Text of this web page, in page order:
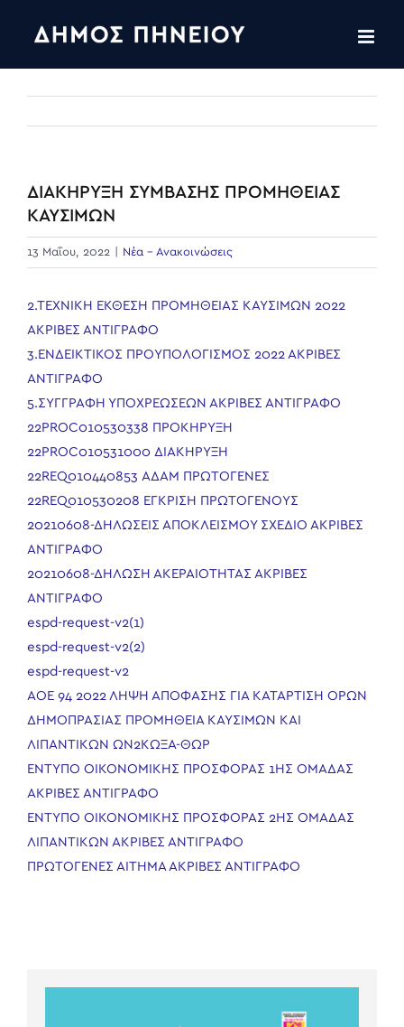
ΔΙΑΚΗΡΥΞΗ ΣΥΜΒΑΣΗΣ ΠΡΟΜΗΘΕΙΑΣ
ΚΑΥΣΙΜΩΝ
13 Μαΐου, 2022 Νέα - Ανακοινώσεις
2.ΤΕΧΝΙΚΗ ΕΚΘΕΣΗ ΠΡΟΜΗΘΕΙΑΣ ΚΑΥΣΙΜΩΝ 2022
ΑΚΡΙΒΕΣ ΑΝΤΙΓΡΑΦΟ
3.ΕΝΔΕΙΚΤΙΚΟΣ ΠΡΟΥΠΟΛΟΓΙΣΜΟΣ 2022 ΑΚΡΙΒΕΣ
ΑΝΤΙΓΡΑΦΟ
5.ΣΥΓΓΡΑΦΗ ΥΠΟΧΡΕΩΣΕΩΝ ΑΚΡΙΒΕΣ ΑΝΤΙΓΡΑΦΟ
22PROC010530338 ΠΡΟΚΗΡΥΞΗ
22PROC010531000 ΔΙΑΚΗΡΥΞΗ
22REQ010440853 ΑΔΑΜ ΠΡΩΤΟΓΕΝΕΣ
22REQ010530208 ΕΓΚΡΙΣΗ ΠΡΩΤΟΓΕΝΟΥΣ
20210608-ΔΗΛΩΣΕΙΣ ΑΠΟΚΛΕΙΣΜΟΥ ΣΧΕΔΙΟ ΑΚΡΙΒΕΣ
ΑΝΤΙΓΡΑΦΟ
20210608-ΔΗΛΩΣΗ ΑΚΕΡΑΙΟΤΗΤΑΣ ΑΚΡΙΒΕΣ
ΑΝΤΙΓΡΑΦΟ
espd-request-v2(1)
espd-request-v2(2)
espd-request-v2
ΑΟΕ 94 2022 ΛΗΨΗ ΑΠΟΦΑΣΗΣ ΓΙΑ ΚΑΤΑΡΤΙΣΗ ΟΡΩΝ
ΔΗΜΟΠΡΑΣΙΑΣ ΠΡΟΜΗΘΕΙΑ ΚΑΥΣΙΜΩΝ ΚΑΙ
ΛΙΠΑΝΤΙΚΩΝ ΩΝ2ΚΩΞΑ-ΘΩΡ
ΕΝΤΥΠΟ ΟΙΚΟΝΟΜΙΚΗΣ ΠΡΟΣΦΟΡΑΣ 1ΗΣ ΟΜΑΔΑΣ
ΑΚΡΙΒΕΣ ΑΝΤΙΓΡΑΦΟ
ΕΝΤΥΠΟ ΟΙΚΟΝΟΜΙΚΗΣ ΠΡΟΣΦΟΡΑΣ 2ΗΣ ΟΜΑΔΑΣ
ΛΙΠΑΝΤΙΚΩΝ ΑΚΡΙΒΕΣ ΑΝΤΙΓΡΑΦΟ
ΠΡΩΤΟΓΕΝΕΣ ΑΙΤΗΜΑ ΑΚΡΙΒΕΣ ΑΝΤΙΓΡΑΦΟ